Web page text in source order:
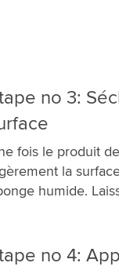
no 3:
fois le produit
la
humide.
no 4: